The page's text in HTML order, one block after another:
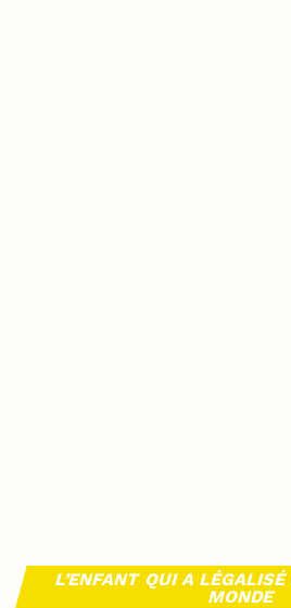
L’ENFANT QUI A
MONDE